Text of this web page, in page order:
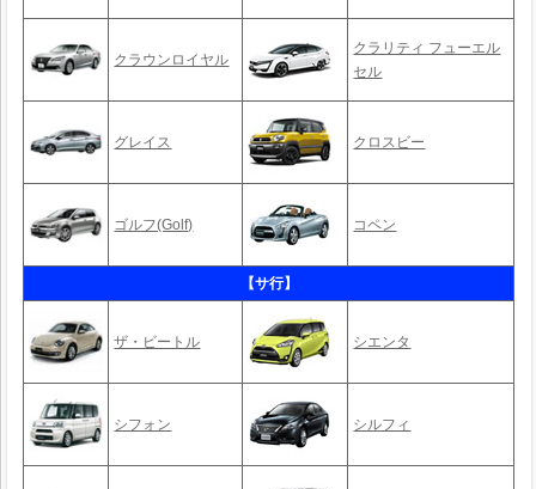
クラウンロイヤル
クラリティ フューエル
セル
グレイス クロスビー
ゴルフ(Golf) コペン
【サ行】
ザ・ビートル シエンタ
シフォン シルフィ